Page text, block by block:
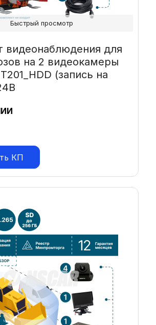
видеонаблюдения для
на 2 видеокамеры
(запись на
КП
Быстрый просмотр